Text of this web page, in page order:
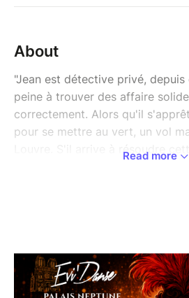
About
"Jean est détective privé,
peine à trouver des affaire
correctement. Alors qu'il
pour se mettre au vert, un vol
Louvre. S'il arrive à résoudre
arpentant les lieux les plus
Lumière et laissez vous envahir
de vivre et l'émotion que les
Read more